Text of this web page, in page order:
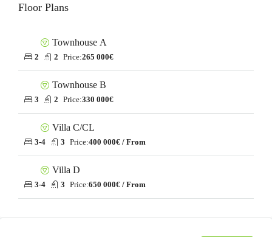
Floor Plans
Townhouse А
2 2 Price:265 000€
Townhouse B
3 2 Price:330 000€
Villa C/CL
3-4 3 Price:400 000€ / From
Villa D
3-4 3 Price:650 000€ / From